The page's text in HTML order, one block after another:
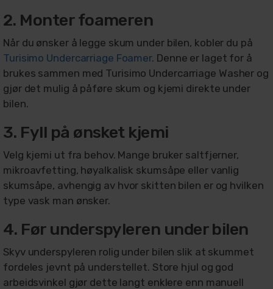
2. Monter foameren
Når du ønsker å legge skum under bilen, kobler du på
Turisimo Undercarriage Foamer. Denne er laget for å
brukes sammen med Turisimo Undercarriage Washer og
gjør det mulig å påføre skum og kjemi direkte under
bilen.
3. Fyll på ønsket kjemi
Velg kjemi ut fra behov. Mange bruker saltfjerner,
mikroavfetting, høyalkalisk skumsåpe eller vanlig
skumsåpe, avhengig av hvor skitten bilen er og hvilken
type vask man ønsker.
4. Før underspyleren under bilen
Skyv underspyleren rolig under bilen slik at skummet
fordeles jevnt på understellet. Store hjul og god
arbeidsvinkel gjør dette langt enklere enn manuell